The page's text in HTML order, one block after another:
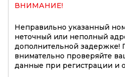
ВНИМАНИЕ!
Неправильно указанный
неточный или неполный
дополнительной задержке!
внимательно проверяйте
данные при регистрации и